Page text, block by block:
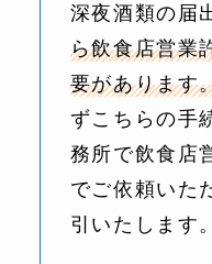
深夜酒類の届
ら飲食店営業
要があります
ずこちらの手
務所で飲食店
でご依頼いた
引いたします。